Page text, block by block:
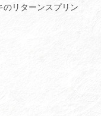
のリターンスプリン